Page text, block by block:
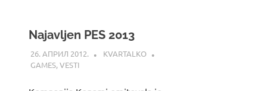
Najavljen PES 2013
26. АПРИЛ 2012.
KVARTALKO
GAMES,VESTI